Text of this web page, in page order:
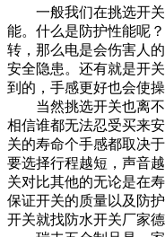
一般我们在挑选开关
能。什么是防护性能呢
转，那么电是会伤害人
安全隐患。还有就是开
到的，手感更好也会使
当然挑选开关也离不
相信谁都无法忍受买来
关的寿命个手感都取决
要选择行程越短，声音
关对比其他的无论是在
保证开关的质量以及防
开关就找防水开关厂家德